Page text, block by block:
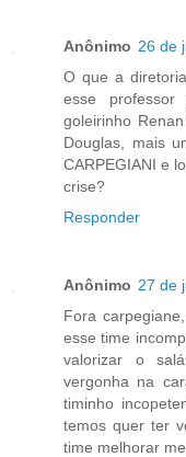
Anônimo 26 de
O que a
esse
goleirinho
Douglas, mais
CARPEGIANI e
crise?
Responder
Anônimo 27 de
Fora
esse time
valorizar o
vergonha na
timinho
temos quer ter
time melhorar